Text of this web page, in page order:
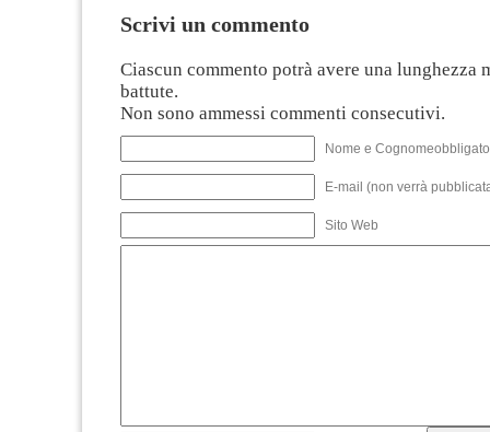
Scrivi un commento
Ciascun commento potrà avere una lunghezza
battute.
Non sono ammessi commenti consecutivi.
Nome e
E-mail (non verrà
Sito Web